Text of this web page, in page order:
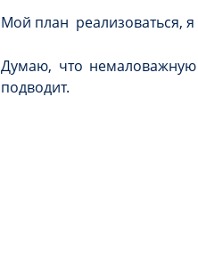
Мой план реализоваться,
Думаю, что
подводит.